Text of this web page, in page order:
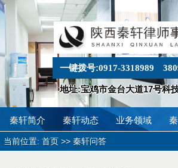
一键拨号:0917-3318989
地址:宝鸡市金台大道17号科
秦轩简介 秦轩动态 业务领域
当前位置: 首页 >> 秦轩问答